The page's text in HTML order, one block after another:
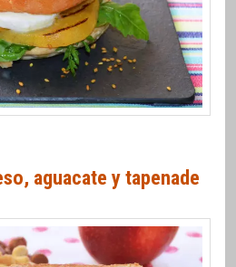
aguacate y tapenade